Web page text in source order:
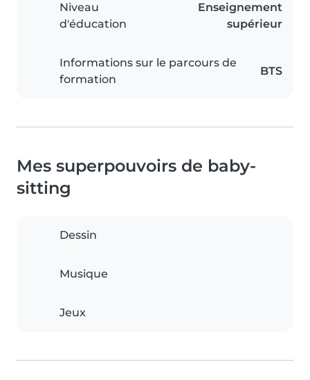
Niveau
d'éducation
Enseignement
supérieur
Informations sur le parcours de
formation
BTS
Mes superpouvoirs de baby-
sitting
Dessin
Musique
Jeux